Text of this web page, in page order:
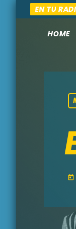
EN TU
Y ALLÁ
HOME
today